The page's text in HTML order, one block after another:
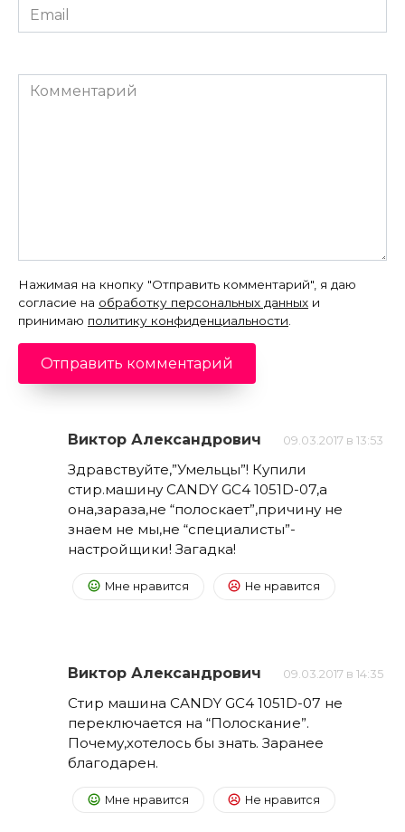
Email
*
Комментарий
Нажимая на кнопку "Отправить комментарий", я даю
согласие на обработку персональных данных и
принимаю политику конфиденциальности
Виктор Александрович 09.03.2017 в 13:53
Здравствуйте,”Умельцы”! Купили
стир.машину CANDY GC4 1051D-07,а
она,зараза,не “полоскает”,причину не
знаем не мы,не “специалисты”-
настройщики! Загадка!
Мне нравится Не нравится
Виктор Александрович 09.03.2017 в 14:35
Стир машина CANDY GC4 1051D-07 не
переключается на “Полоскание”.
Почему,хотелось бы знать. Заранее
благодарен.
Мне нравится Не нравится